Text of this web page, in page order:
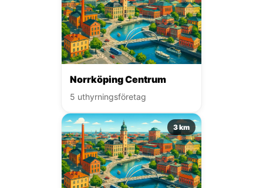
Norrköping Centrum
5 uthyrningsföretag
3 km